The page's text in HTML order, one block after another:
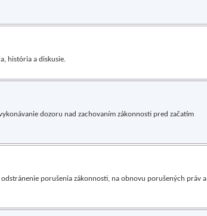
história a diskusie.
dozoru nad zachovaním zákonnosti pred začatím
porušenia zákonnosti, na obnovu porušených práv a